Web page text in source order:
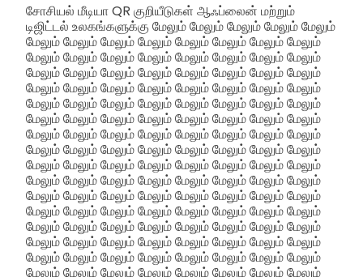
சோசியல் மீடியா QR குறியீடுகள் ஆஃப்லைன் மற்றும்
டிஜிட்டல் உலகங்களுக்கு மேலும் மேலும் மேலும் மேலும் மேலும்
மேலும் மேலும் மேலும் மேலும் மேலும் மேலும் மேலும் மேலும்
மேலும் மேலும் மேலும் மேலும் மேலும் மேலும் மேலும் மேலும்
மேலும் மேலும் மேலும் மேலும் மேலும் மேலும் மேலும் மேலும்
மேலும் மேலும் மேலும் மேலும் மேலும் மேலும் மேலும் மேலும்
மேலும் மேலும் மேலும் மேலும் மேலும் மேலும் மேலும் மேலும்
மேலும் மேலும் மேலும் மேலும் மேலும் மேலும் மேலும் மேலும்
மேலும் மேலும் மேலும் மேலும் மேலும் மேலும் மேலும் மேலும்
மேலும் மேலும் மேலும் மேலும் மேலும் மேலும் மேலும் மேலும்
மேலும் மேலும் மேலும் மேலும் மேலும் மேலும் மேலும் மேலும்
மேலும் மேலும் மேலும் மேலும் மேலும் மேலும் மேலும் மேலும்
மேலும் மேலும் மேலும் மேலும் மேலும் மேலும் மேலும் மேலும்
மேலும் மேலும் மேலும் மேலும் மேலும் மேலும் மேலும் மேலும்
மேலும் மேலும் மேலும் மேலும் மேலும் மேலும் மேலும் மேலும்
மேலும் மேலும் மேலும் மேலும் மேலும் மேலும் மேலும் மேலும்
மேலும் மேலும் மேலும் மேலும் மேலும் மேலும் மேலும் மேலும்
மேலும் மேலும் மேலும் மேலும் மேலும் மேலும் மேலும் மேலும்